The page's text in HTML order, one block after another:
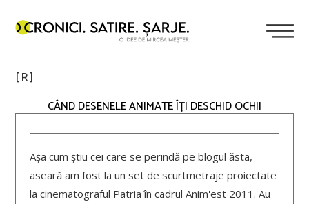
[R]
CÂND DESENELE ANIMATE ÎȚI DESCHID OCHII
Așa cum știu cei care se perindă pe blogul ăsta,
aseară am fost la un set de scurtmetraje proiectate
la cinematograful Patria în cadrul Anim'est 2011. Au